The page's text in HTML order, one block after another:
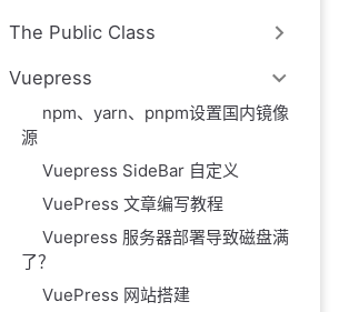
The Public Class
Vuepress
npm、yarn、pnpm设置国内镜像
源
Vuepress SideBar 自定义
VuePress 文章编写教程
Vuepress 服务器部署导致磁盘满
了？
VuePress 网站搭建